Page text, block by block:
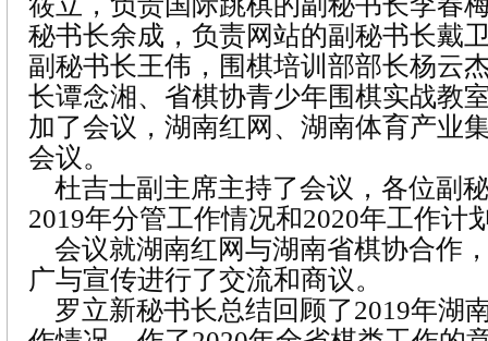
秘书长余成，负责网站的副秘书长戴
副秘书长王伟，围棋培训部部长杨云
长谭念湘、省棋协青少年围棋实战教
加了会议，湖南红网、湖南体育产业
会议。
杜吉士副主席主持了会议，各位副
2019年分管工作情况和2020年工作计
会议就湖南红网与湖南省棋协合作
广与宣传进行了交流和商议。
罗立新秘书长总结回顾了2019年湖